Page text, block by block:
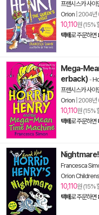
프랜시스카 사이
Orion 2004년
10,110원 (15%
택배로 주문하면
Mega-
erback) -
프랜시스카 사이
Orion 2008년
10,110원 (15%
택배로 주문하면
Francesca
Orion Childrens
10,110원 (15%
택배로 주문하면